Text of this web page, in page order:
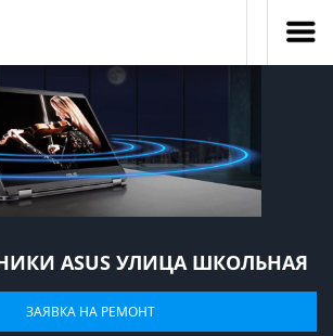
ASUS УЛИЦА ШКОЛЬНАЯ
ЗАЯВКА НА РЕМОНТ